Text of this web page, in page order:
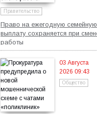
Правительство
Право на ежегодную семейную
выплату сохраняется при
работы
03 Августа
2026 09:43
Общество